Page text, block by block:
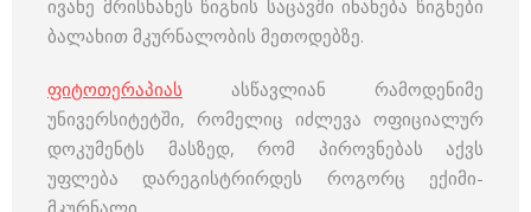
ივანე მრისხანეს წიგნის საცავში ინახება წიგნები
ბალახით მკურნალობის მეთოდებზე.
ფიტოთერაპიას ასწავლიან რამოდენიმე
უნივერსიტეტში, რომელიც იძლევა ოფიციალურ
დოკუმენტს მასზედ, რომ პიროვნებას აქვს
უფლება დარეგისტრირდეს როგორც ექიმი-
მკურნალი.